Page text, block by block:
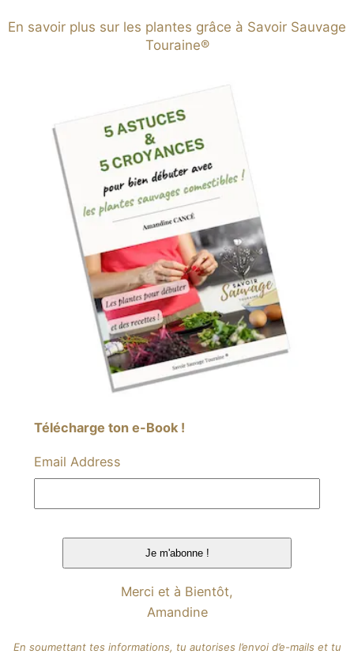
En savoir plus sur les plantes grâce à Savoir Sauvage
Touraine®
Télécharge ton e-Book !
Email Address
Merci et à Bientôt,
Amandine
En soumettant tes informations, tu autorises l’envoi d’e-mails et tu